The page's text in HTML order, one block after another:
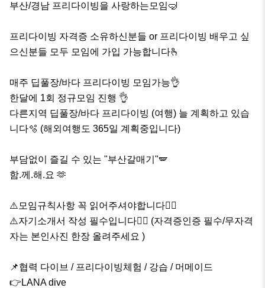
부산/경남 프리다이빙을 사랑하는모임🤿
프리다이빙 자격증 소유하신분들 or 프리다이빙 배우고 싶
으신분들 모두 모임에 가입 가능합니다🫰
매주 딥풀장/바다 프리다이빙 모임가능👌
한달에 1회 정규모임 진행 👌
다른지역 딥풀장/바다 프리다이빙 (여행) 늘 계획하고 있습
니다🫧 (해외여행도 365일 계획중입니다)
부담없이 즐길 수 있는 "부산갈매기"🪽
함.께.해.요 🫶
⚠️모임규칙사항 꼭 읽어주셔야합니다🙋‍♀️
⚠️자기소개서 작성 필수입니다🙋‍♀️ (자격증인증 필수/무자격
자는 본인사진 한장 올려주세요 )
📌협력 다이브 / 프리다이빙체험 / 강습 / 머메이드
👉LANA dive